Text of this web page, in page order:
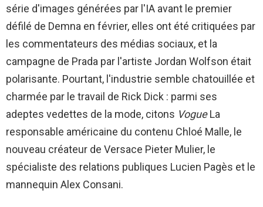
série d'images générées par l'IA avant le premier
défilé de Demna en février, elles ont été critiquées par
les commentateurs des médias sociaux, et la
campagne de Prada par l'artiste Jordan Wolfson était
polarisante. Pourtant, l'industrie semble chatouillée et
charmée par le travail de Rick Dick : parmi ses
adeptes vedettes de la mode, citons VogueLa
responsable américaine du contenu Chloé Malle, le
nouveau créateur de Versace Pieter Mulier, le
spécialiste des relations publiques Lucien Pagès et le
mannequin Alex Consani.